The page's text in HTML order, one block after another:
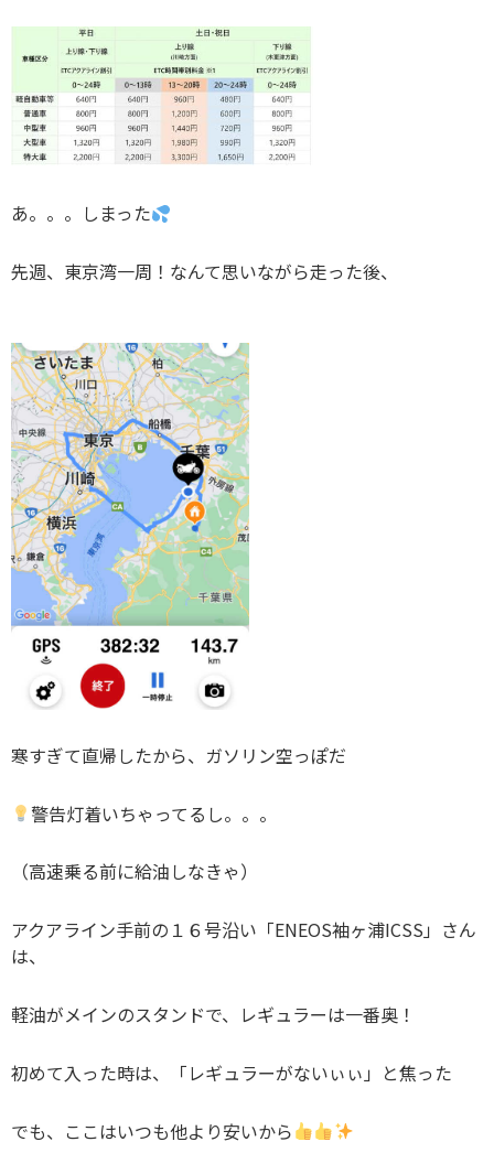
あ。。。しまった
先週、東京湾一周！なんて思いながら走った後、
寒すぎて直帰したから、ガソリン空っぽだ
警告灯着いちゃってるし。。。
（高速乗る前に給油しなきゃ）
アクアライン手前の１６号沿い「ENEOS袖ヶ浦ICSS」さん
は、
軽油がメインのスタンドで、レギュラーは一番奥！
初めて入った時は、「レギュラーがないぃぃ」と焦った
でも、ここはいつも他より安いから